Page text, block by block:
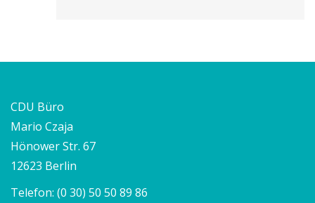
CDU Büro
Mario Czaja
Hönower Str. 67
12623 Berlin
Telefon: (0 30) 50 50 89 86